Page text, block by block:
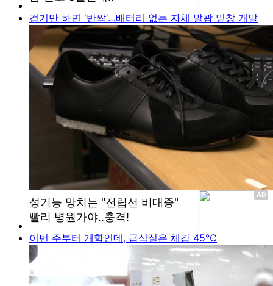
걷기만 하면 '반짝'…배터리 없는 자체 발광 밑창 개발
이번 주부터 개학인데, 급식실은 체감 45℃